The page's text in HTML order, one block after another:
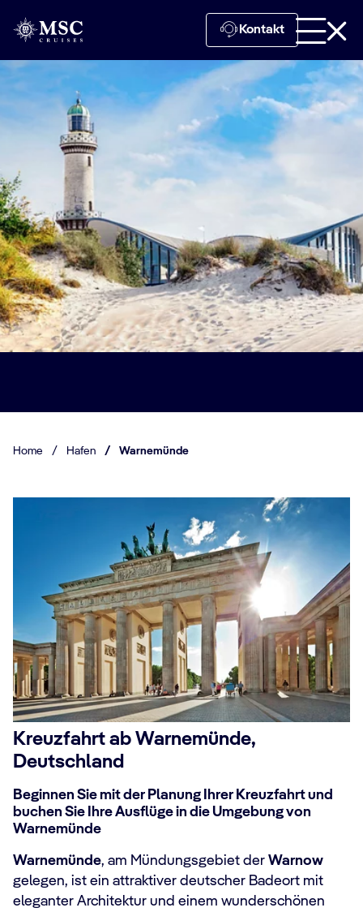
Kontakt
Home / Hafen / Warnemünde
Kreuzfahrt ab Warnemünde,
Deutschland
Beginnen Sie mit der Planung Ihrer Kreuzfahrt und
buchen Sie Ihre Ausflüge in die Umgebung von
Warnemünde
Warnemünde, am Mündungsgebiet der Warnow
gelegen, ist ein attraktiver deutscher Badeort mit
eleganter Architektur und einem wunderschönen